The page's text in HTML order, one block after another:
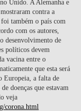
Unido. A Alemanha e
contra a
também o país com
com os autores,
desenvolvimento de
políticos devem
vacina entre o
que esta será
Europeia, a falta de
doenças que estavam
veja
corona.html